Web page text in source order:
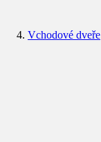
Vchodové dveře